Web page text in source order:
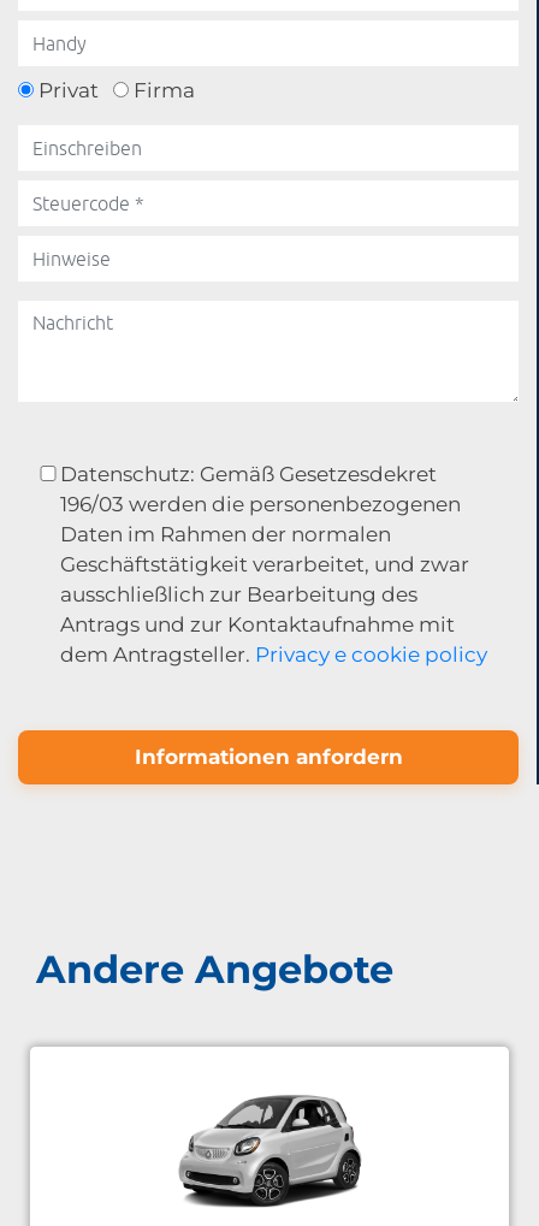
Privat Firma
Datenschutz: Gemäß Gesetzesdekret
196/03 werden die personenbezogenen
Daten im Rahmen der normalen
Geschäftstätigkeit verarbeitet, und zwar
ausschließlich zur Bearbeitung des
Antrags und zur Kontaktaufnahme mit
dem Antragsteller. Privacy e cookie policy
Informationen anfordern
Andere Angebote